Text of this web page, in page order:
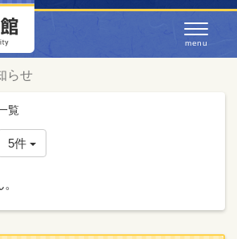
らせ
覧
5件